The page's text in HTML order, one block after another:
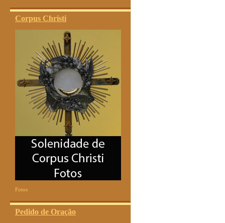
Corpus Christi
Fotos
Pedido de Oração